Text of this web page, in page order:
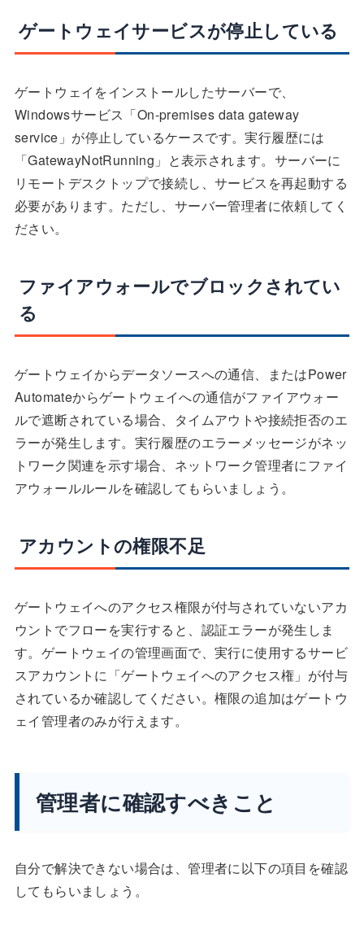
ゲートウェイサービスが停止している
ゲートウェイをインストールしたサーバーで、
Windowsサービス「On-premises data gateway
service」が停止しているケースです。実行履歴には
「GatewayNotRunning」と表示されます。サーバーに
リモートデスクトップで接続し、サービスを再起動する
必要があります。ただし、サーバー管理者に依頼してく
ださい。
ファイアウォールでブロックされてい
る
ゲートウェイからデータソースへの通信、またはPower
Automateからゲートウェイへの通信がファイアウォー
ルで遮断されている場合、タイムアウトや接続拒否のエ
ラーが発生します。実行履歴のエラーメッセージがネッ
トワーク関連を示す場合、ネットワーク管理者にファイ
アウォールルールを確認してもらいましょう。
アカウントの権限不足
ゲートウェイへのアクセス権限が付与されていないアカ
ウントでフローを実行すると、認証エラーが発生しま
す。ゲートウェイの管理画面で、実行に使用するサービ
スアカウントに「ゲートウェイへのアクセス権」が付与
されているか確認してください。権限の追加はゲートウ
ェイ管理者のみが行えます。
管理者に確認すべきこと
自分で解決できない場合は、管理者に以下の項目を確認
してもらいましょう。